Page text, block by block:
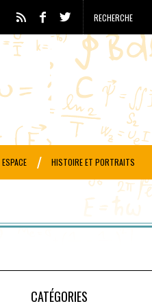
ESPACE HISTOIRE ET PORTRAITS
CATÉGORIES